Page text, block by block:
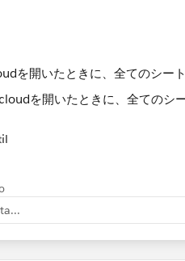
を開いたときに、全てのシー